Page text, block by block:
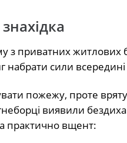
з приватних житлових
набрати сили
пожежу, проте
виявили
практично вщент: